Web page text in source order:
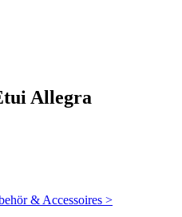
Allegra
& Accessoires >